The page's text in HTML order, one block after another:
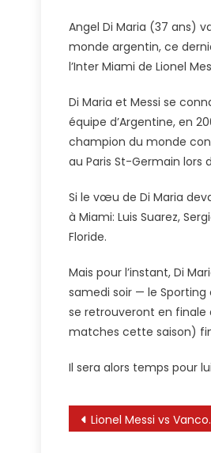
Angel Di Maria (37 ans)
monde argentin, ce
l’Inter Miami de Lionel
Di Maria et Messi se
équipe d’Argentine, en
champion du monde
au Paris St-Germain lors
Si le vœu de Di Maria
à Miami: Luis Suarez,
Floride.
Mais pour l’instant, Di
samedi soir — le
se retrouveront en finale
matches cette saison)
Il sera alors temps pour
Navigation
Lionel Messi vs Vancouver Whitecaps | 30/04/2025